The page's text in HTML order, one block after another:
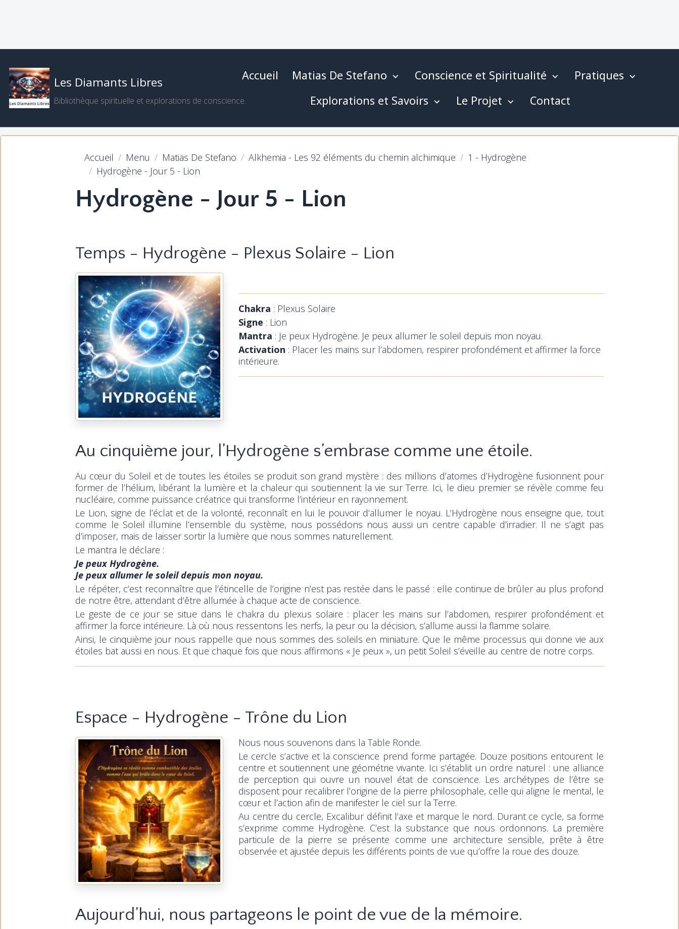
Les Diamants Libres
Bibliothèque spirituelle et explorations de conscience.
Accueil Matias De Stefano Conscience et Spiritualité
Pratiques
Explorations et Savoirs
Le Projet Contact
Accueil Menu Matias De Stefano Alkhemia - Les 92 éléments du chemin alchimique
1 - Hydrogène
Hydrogène - Jour 5 - Lion
Hydrogène - Jour 5 - Lion
Temps - Hydrogène - Plexus Solaire - Lion
Chakra : Plexus Solaire
Signe : Lion
Mantra : Je peux Hydrogène. Je peux allumer le soleil depuis mon noyau.
Activation : Placer les mains sur l’abdomen, respirer profondément et affirmer la force
intérieure.
Au cinquième jour, l’Hydrogène s’embrase comme une étoile.
Au cœur du Soleil et de toutes les étoiles se produit son grand mystère : des millions d’atomes d’Hydrogène fusionnent pour
former de l’hélium, libérant la lumière et la chaleur qui soutiennent la vie sur Terre. Ici, le dieu premier se révèle comme feu
nucléaire, comme puissance créatrice qui transforme l’intérieur en rayonnement.
Le Lion, signe de l’éclat et de la volonté, reconnaît en lui le pouvoir d’allumer le noyau. L’Hydrogène nous enseigne que, tout
comme le Soleil illumine l’ensemble du système, nous possédons nous aussi un centre capable d’irradier. Il ne s’agit pas
d’imposer, mais de laisser sortir la lumière que nous sommes naturellement.
Le mantra le déclare :
Je peux Hydrogène.
Je peux allumer le soleil depuis mon noyau.
Le répéter, c’est reconnaître que l’étincelle de l’origine n’est pas restée dans le passé : elle continue de brûler au plus profond
de notre être, attendant d’être allumée à chaque acte de conscience.
Le geste de ce jour se situe dans le chakra du plexus solaire : placer les mains sur l’abdomen, respirer profondément et
affirmer la force intérieure. Là où nous ressentons les nerfs, la peur ou la décision, s’allume aussi la flamme solaire.
Ainsi, le cinquième jour nous rappelle que nous sommes des soleils en miniature. Que le même processus qui donne vie aux
étoiles bat aussi en nous. Et que chaque fois que nous affirmons « Je peux », un petit Soleil s’éveille au centre de notre corps.
Espace - Hydrogène - Trône du Lion
Nous nous souvenons dans la Table Ronde.
Le cercle s’active et la conscience prend forme partagée. Douze positions entourent le
centre et soutiennent une géométrie vivante. Ici s’établit un ordre naturel : une alliance
de perception qui ouvre un nouvel état de conscience. Les archétypes de l’être se
disposent pour recalibrer l’origine de la pierre philosophale, celle qui aligne le mental, le
cœur et l’action afin de manifester le ciel sur la Terre.
Au centre du cercle, Excalibur définit l’axe et marque le nord. Durant ce cycle, sa forme
s’exprime comme Hydrogène. C’est la substance que nous ordonnons. La première
particule de la pierre se présente comme une architecture sensible, prête à être
observée et ajustée depuis les différents points de vue qu’offre la roue des douze.
Aujourd’hui, nous partageons le point de vue de la mémoire.